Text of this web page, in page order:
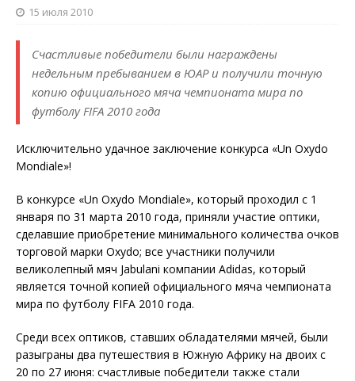
15 июля 2010
Счастливые победители были награждены
недельным пребыванием в ЮАР и получили точную
копию официального мяча чемпионата мира по
футболу FIFA 2010 года
Исключительно удачное заключение конкурса «Un Oxydo
Mondiale»!
В конкурсе «Un Oxydo Mondiale», который проходил с 1
января по 31 марта 2010 года, приняли участие оптики,
сделавшие приобретение минимального количества очков
торговой марки Oxydo; все участники получили
великолепный мяч Jabulani компании Adidas, который
является точной копией официального мяча чемпионата
мира по футболу FIFA 2010 года.
Среди всех оптиков, ставших обладателями мячей, были
разыграны два путешествия в Южную Африку на двоих с
20 по 27 июня: счастливые победители также стали